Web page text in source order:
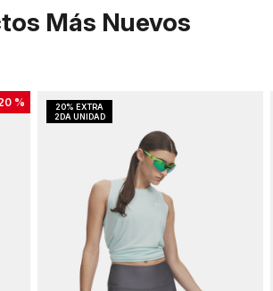
Más Nuevos
%